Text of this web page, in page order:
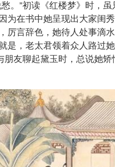
。”初读《红楼梦》时，
为在书中她呈现出大家闺
厉言辞色，她待人处事滴
是，老太君领着众人路过
友聊起黛玉时，总说她矫